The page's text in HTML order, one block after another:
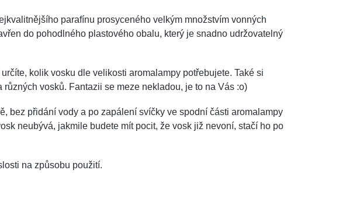
parafínu prosyceného velkým množstvím vonných
do pohodlného plastového obalu, který je snadno udržovatelný
kolik vosku dle velikosti aromalampy potřebujete. Také si
vosků. Fantazii se meze nekladou, je to na Vás :o)
bez přidání vody a po zapálení svíčky ve spodní části aromalampy
neubývá, jakmile budete mít pocit, že vosk již nevoní, stačí ho po
na způsobu použití.